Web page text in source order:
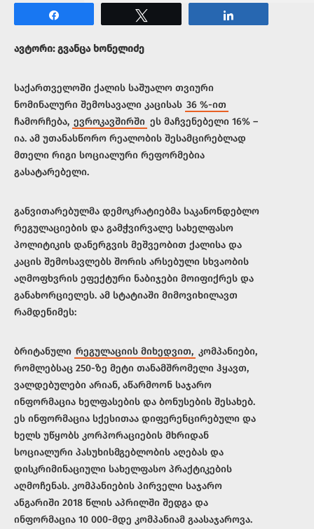
ავტორი: გვანცა ხონელიძე
საქართველოში ქალის საშუალო თვიური
ნომინალური შემოსავალი კაცისას 36 %-ით
ჩამორჩება, ევროკავშირში ეს მაჩვენებელი 16% –
ია. ამ უთანასწორო რეალობის შესამცირებლად
მთელი რიგი სოციალური რეფორმებია
გასატარებელი.
განვითარებულმა დემოკრატიებმა საკანონდებლო
რეგულაციების და გამჭვირვალე სახელფასო
პოლიტიკის დანერგვის მეშვეობით ქალისა და
კაცის შემოსავლებს შორის არსებული სხვაობის
აღმოფხვრის ეფექტური ნაბიჯები მოიფიქრეს და
განახორციელეს. ამ სტატიაში მიმოვიხილავთ
რამდენიმეს:
ბრიტანული რეგულაციის მიხედვით, კომპანიები,
რომლებსაც 250-ზე მეტი თანამშრომელი ჰყავთ,
ვალდებულები არიან, აწარმოონ საჯარო
ინფორმაცია ხელფასების და ბონუსების შესახებ.
ეს ინფორმაცია სქესითაა დიფერენცირებული და
ხელს უწყობს კორპორაციების მხრიდან
სოციალური პასუხისმგებლობის აღებას და
დისკრიმინაციული სახელფასო პრაქტიკების
აღმოჩენას. კომპანიების პირველი საჯარო
ანგარიში 2018 წლის აპრილში შედგა და
ინფორმაცია 10 000-მდე კომპანიამ გაასაჯაროვა.